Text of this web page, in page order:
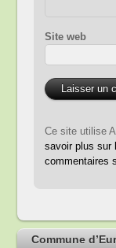
Site web
Ce site utilise
savoir plus sur
commentaires
Commune